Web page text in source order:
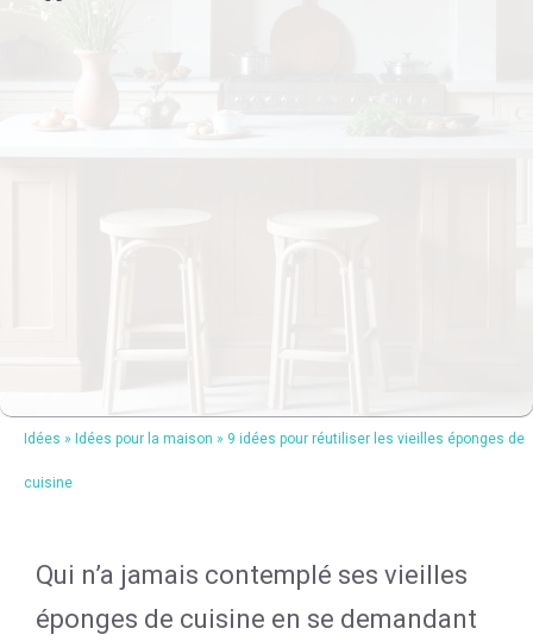
Idées » Idées pour la maison » 9 idées pour réutiliser les vieilles éponges de
cuisine
Qui n’a jamais contemplé ses vieilles
éponges de cuisine en se demandant